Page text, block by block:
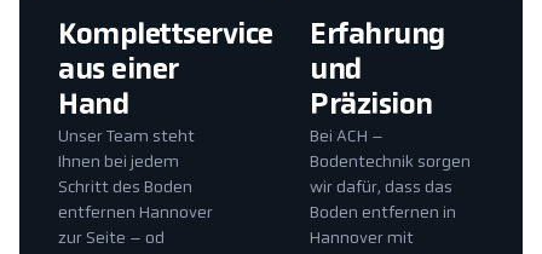
Erfahrung
und
Präzision
Bei ACH –
Bodentechnik sorgen
wir dafür, dass das
Boden entfernen in
Hannover mit
Komplettservice
aus einer
Hand
Unser Team steht
Ihnen bei jedem
Schritt des Boden
entfernen Hannover
zur Seite – od